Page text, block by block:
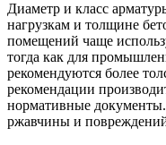
Диаметр и класс
нагрузкам и толщине
помещений чаще
тогда как для
рекомендуются более
рекомендации
нормативные
ржавчины и